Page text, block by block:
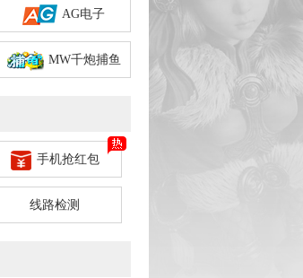
AG电子
MW千炮捕鱼
手机抢红包
线路检测